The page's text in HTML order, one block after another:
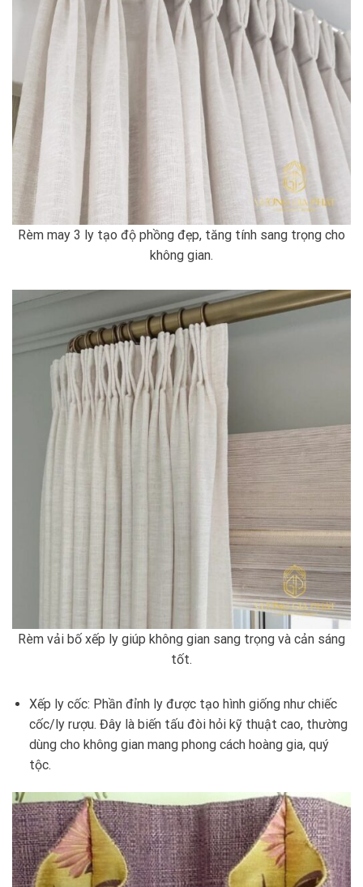
Rèm may 3 ly tạo độ phồng đẹp, tăng tính sang trọng cho
không gian.
Rèm vải bố xếp ly giúp không gian sang trọng và cản sáng
tốt.
Xếp ly cốc: Phần đỉnh ly được tạo hình giống như chiếc
cốc/ly rượu. Đây là biến tấu đòi hỏi kỹ thuật cao, thường
dùng cho không gian mang phong cách hoàng gia, quý
tộc.